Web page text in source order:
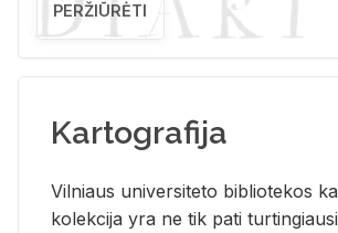
PERŽIŪRĖTI
Kartografija
Vil­niaus uni­ver­si­te­to bi­b­lio­te­kos
ko­lek­ci­ja yra ne tik pati